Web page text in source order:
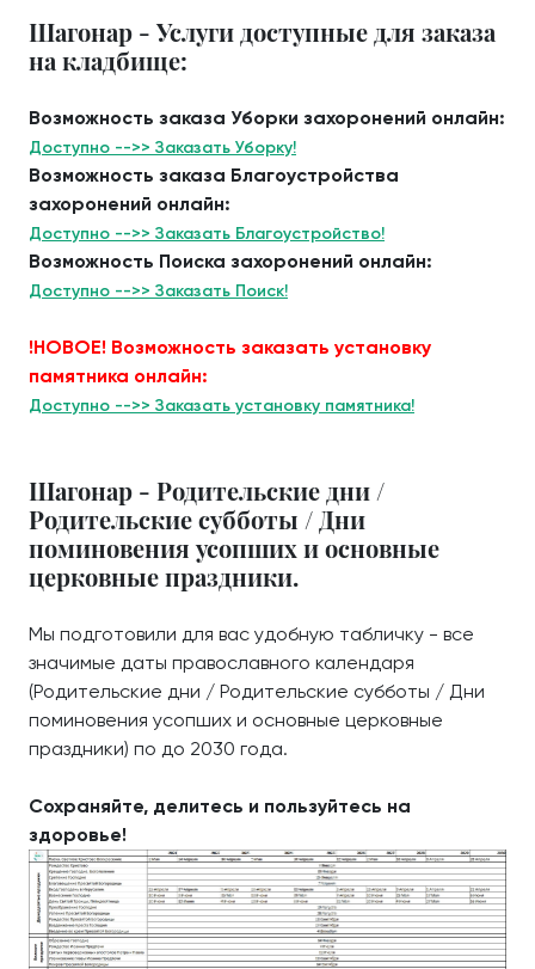
Шагонар - Услуги доступные для заказа
на кладбище:
Возможность заказа Уборки захоронений онлайн:
Доступно -->> Заказать Уборку!
Возможность заказа Благоустройства
захоронений онлайн:
Доступно -->> Заказать Благоустройство!
Возможность Поиска захоронений онлайн:
Доступно -->> Заказать Поиск!
!НОВОЕ! Возможность заказать установку
памятника онлайн:
Доступно -->> Заказать установку памятника!
Шагонар - Родительские дни /
Родительские субботы / Дни
поминовения усопших и основные
церковные праздники.
Мы подготовили для вас удобную табличку - все
значимые даты православного календаря
(Родительские дни / Родительские субботы / Дни
поминовения усопших и основные церковные
праздники) по до 2030 года.
Сохраняйте, делитесь и пользуйтесь на
здоровье!